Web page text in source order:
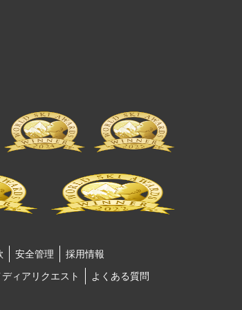
安全管理
採用情報
ディアリクエスト
よくある質問